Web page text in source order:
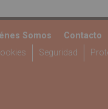
Somos Contacto
Seguridad